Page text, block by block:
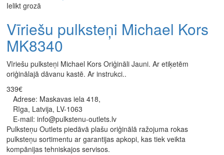
Ielikt grozā
Vīriešu pulksteņi Michael Kors
MK8340
Vīriešu pulksteņi Michael Kors Oriģināli Jauni. Ar etiķetēm
oriģinālajā dāvanu kastē. Ar instrukci..
339€
Adrese: Maskavas iela 418,
Rīga, Latvija, LV-1063
E-mail: info@pulkstenu-outlets.lv
Pulksteņu Outlets piedāvā plašu oriģinālā ražojuma rokas
pulksteņu sortimentu ar garantijas apkopi, kas tiek veikta
kompānijas tehniskajos servisos.